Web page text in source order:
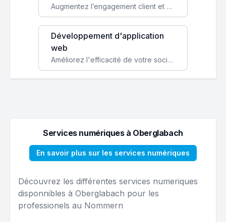
Augmentez l’engagement client et simplifiez vos processus avec une application mobile sur mesure, disponible sur iOS et Android.
Développement d'application
web
Améliorez l'efficacité de votre société avec une application web personnalisée accessible partout et tout le temps.
Services numériques à Oberglabach
En savoir plus sur les services numériques
Découvrez les différentes services numeriques
disponnibles à Oberglabach pour les
professionels au Nommern